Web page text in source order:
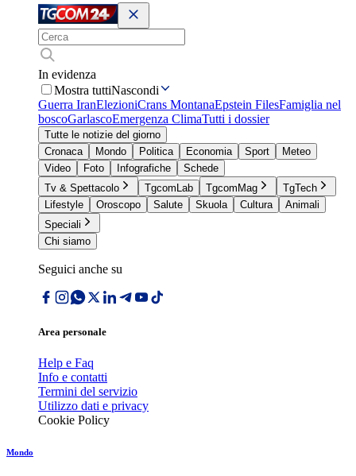
In evidenza
Mostra tuttiNascondi
Guerra IranElezioniCrans MontanaEpstein FilesFamiglia nel
boscoGarlascoEmergenza ClimaTutti i dossier
Tutte le notizie del giorno
Cronaca
Mondo Politica Economia Sport
Meteo
Video
Foto Infografiche
Schede
Tv & Spettacolo
TgcomLab TgcomMag
TgTech
Lifestyle
Oroscopo Salute Skuola Cultura
Animali
Speciali
Chi siamo
Seguici anche su
Area personale
Help e Faq
Info e contatti
Termini del servizio
Utilizzo dati e privacy
Cookie Policy
Mondo